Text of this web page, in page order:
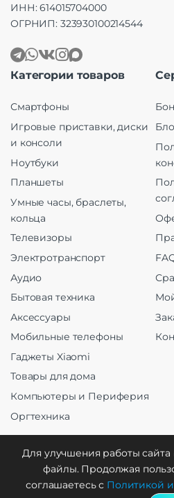
ИНН: 614015704000
ОГРНИП: 323930100214544
Категории товаров
Смартфоны
Игровые приставки, диски
и консоли
Ноутбуки
Планшеты
Умные часы, браслеты,
кольца
Телевизоры
Электротранспорт
Аудио
Бытовая техника
Аксессуары
Мобильные телефоны
Гаджеты Xiaomi
Товары для дома
Компьютеры и Периферия
Оргтехника
Создание и продвижение
Для улучшения работы
файлы. Продолжая
соглашаетесь с Политикой